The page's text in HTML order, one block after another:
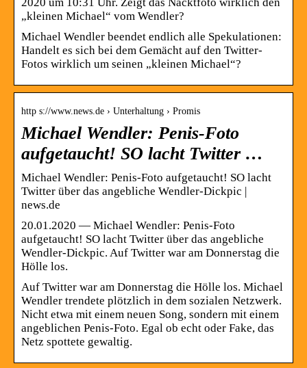
„kleinen Michael“ vom Wendler?
Michael Wendler beendet endlich alle Spekulationen:
Handelt es sich bei dem Gemächt auf den Twitter-
Fotos wirklich um seinen „kleinen Michael“?
http s://www.news.de › Unterhaltung › Promis
Michael Wendler: Penis-Foto
aufgetaucht! SO lacht Twitter …
Michael Wendler: Penis-Foto aufgetaucht! SO lacht
Twitter über das angebliche Wendler-Dickpic |
news.de
20.01.2020 — Michael Wendler: Penis-Foto
aufgetaucht! SO lacht Twitter über das angebliche
Wendler-Dickpic. Auf Twitter war am Donnerstag die
Hölle los.
Auf Twitter war am Donnerstag die Hölle los. Michael
Wendler trendete plötzlich in dem sozialen Netzwerk.
Nicht etwa mit einem neuen Song, sondern mit einem
angeblichen Penis-Foto. Egal ob echt oder Fake, das
Netz spottete gewaltig.